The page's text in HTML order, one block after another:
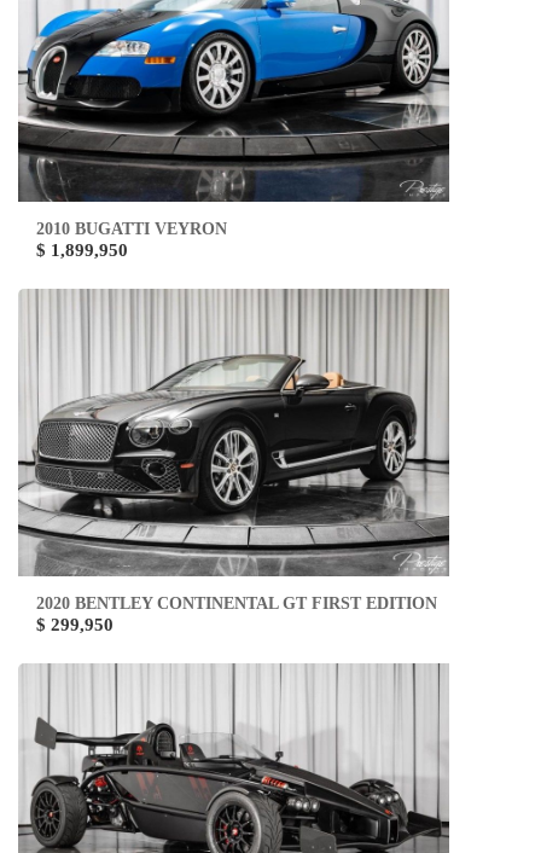
2010 BUGATTI VEYRON
$ 1,899,950
2020 BENTLEY CONTINENTAL GT FIRST EDITION
$ 299,950